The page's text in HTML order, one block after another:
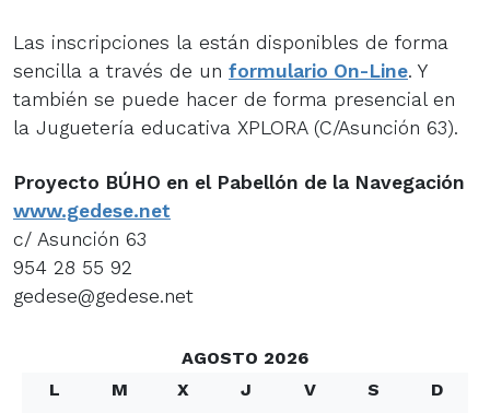
Las inscripciones la están disponibles de forma
sencilla a través de un formulario On-Line. Y
también se puede hacer de forma presencial en
la Juguetería educativa XPLORA (C/Asunción 63).
Proyecto BÚHO en el Pabellón de la Navegación
www.gedese.net
c/ Asunción 63
954 28 55 92
gedese@gedese.net
AGOSTO 2026
L
M X J V S
D